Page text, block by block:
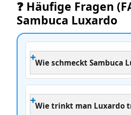
❓ Häufige Fragen
Sambuca Luxardo
Wie schmeckt Sambuca
Wie trinkt man Luxardo